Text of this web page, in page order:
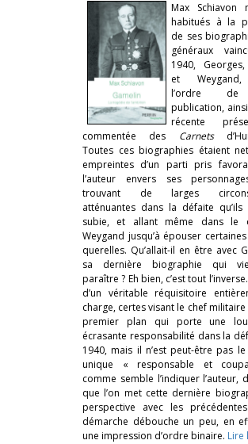
Max Schiavon
habitués à la
de ses
généraux
1940,
et
l’ordre
publication,
récente
commentée des Carnets
Toutes ces biographies étaient
empreintes d’un parti pris
l’auteur envers ses
trouvant de larges
atténuantes dans la défaite qu’ils
subie, et allant même dans le
Weygand jusqu’à épouser
querelles. Qu’allait-il en être avec
sa dernière biographie qui
paraître ? Eh bien, c’est tout
d’un véritable réquisitoire
charge, certes visant le chef
premier plan qui porte une
écrasante responsabilité dans la
1940, mais il n’est peut-être pas
unique « responsable et
comme semble l’indiquer l’auteur,
que l’on met cette dernière
perspective avec les
démarche débouche un peu, en
une impression d’ordre binaire. Lire